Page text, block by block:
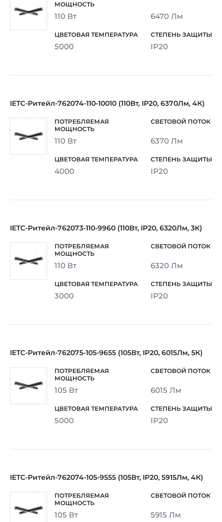
110 Вт 6470 Лм
5000 IP20
IETC-Ритейл-762074-110-10010 (110Вт, IP20, 6370Лм, 4К)
110 Вт 6370 Лм
4000 IP20
IETC-Ритейл-762073-110-9960 (110Вт, IP20, 6320Лм, 3К)
110 Вт 6320 Лм
3000 IP20
IETC-Ритейл-762075-105-9655 (105Вт, IP20, 6015Лм, 5К)
105 Вт 6015 Лм
5000 IP20
IETC-Ритейл-762074-105-9555 (105Вт, IP20, 5915Лм, 4К)
105 Вт 5915 Лм